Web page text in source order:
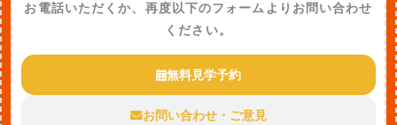
お電話いただくか、再度以下のフォームよりお問い合わせ
ください。
無料見学予約
お問い合わせ・ご意見